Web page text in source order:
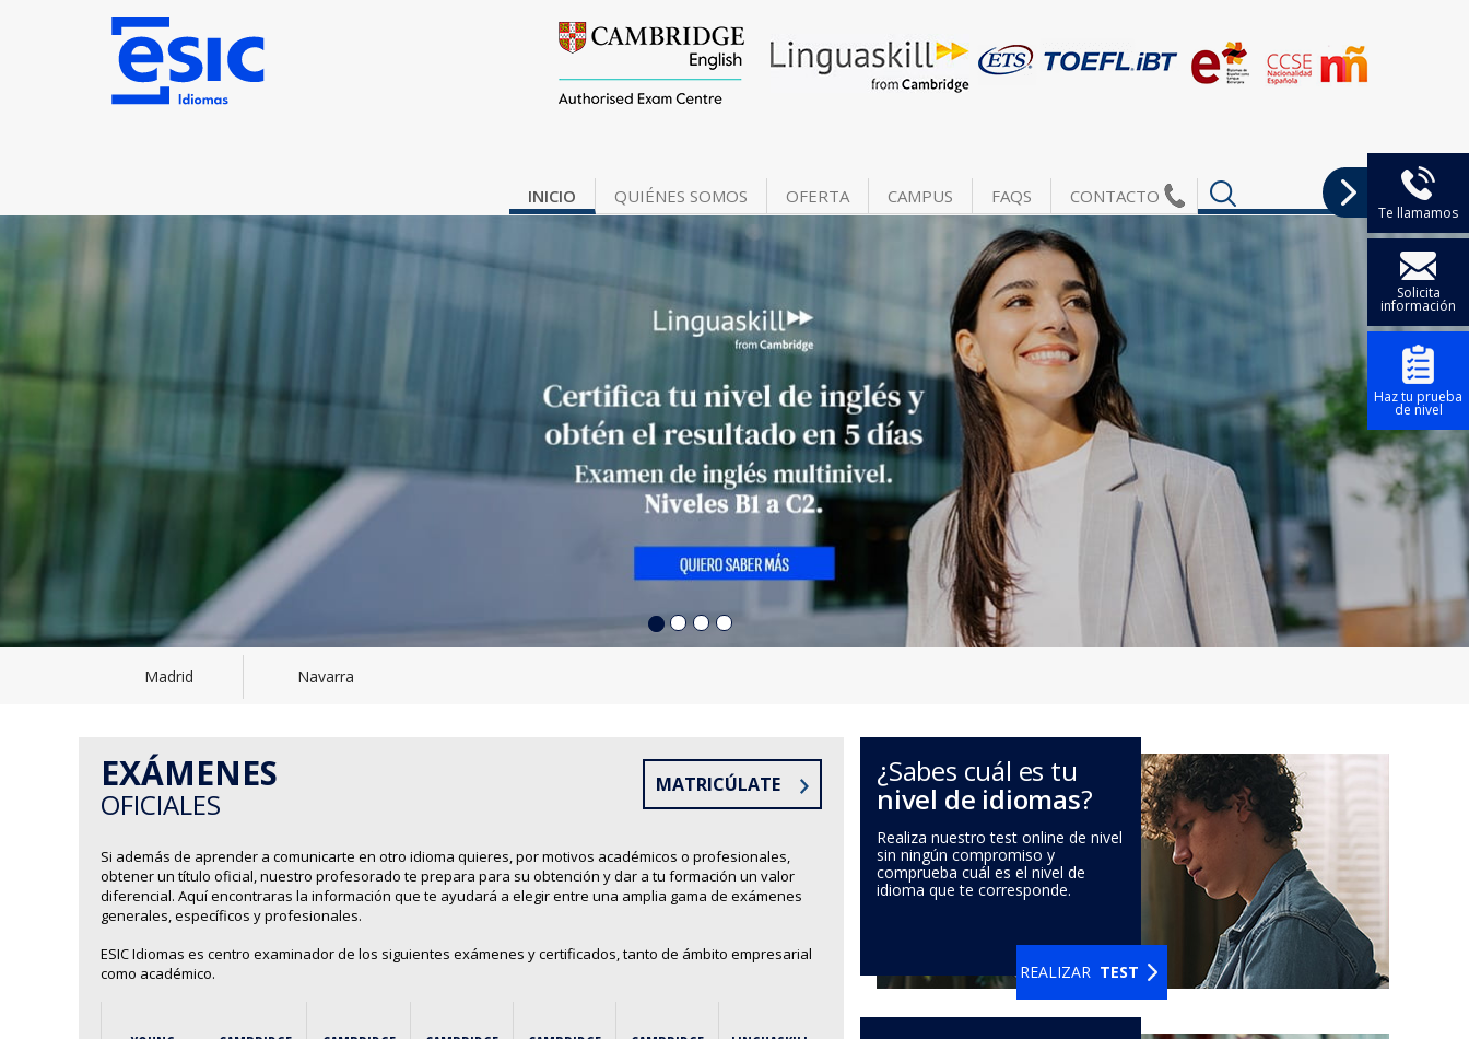
INICIO QUIÉNES SOMOS OFERTA CAMPUS FAQS CONTACTO
Madrid Navarra
EXÁMENES
OFICIALES
MATRICÚLATE
Si además de aprender a comunicarte en otro idioma quieres, por motivos académicos o profesionales,
obtener un título oficial, nuestro profesorado te prepara para su obtención y dar a tu formación un valor
diferencial. Aquí encontraras la información que te ayudará a elegir entre una amplia gama de exámenes
generales, específicos y profesionales.
ESIC Idiomas es centro examinador de los siguientes exámenes y certificados, tanto de ámbito empresarial
como académico.
¿Sabes cuál es tu
nivel de idiomas?
Realiza nuestro test online de nivel
sin ningún compromiso y
comprueba cuál es el nivel de
idioma que te corresponde.
REALIZAR TEST
Te llamamos
Solicita
información
Haz tu prueba
de nivel